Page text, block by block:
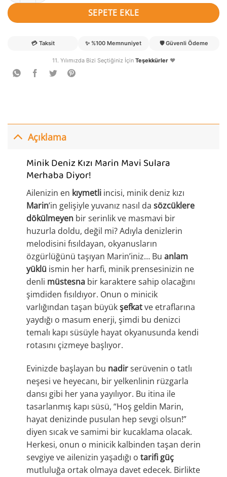
SEPETE EKLE
💳 Taksit ✨ %100 Memnuniyet 🛡️ Güvenli Ödeme
11. Yılımızda Bizi Seçtiğiniz İçin Teşekkürler❤️
Açıklama
Minik Deniz Kızı Marin Mavi Sulara
Merhaba Diyor!
Ailenizin en kıymetliincisi, minik deniz kızı
Marin’in gelişiyle yuvanız nasıl da sözcüklere
dökülmeyenbir serinlik ve masmavi bir
huzurla doldu, değil mi? Adıyla denizlerin
melodisini fısıldayan, okyanusların
özgürlüğünü taşıyan Marin’iniz… Bu anlam
yüklü ismin her harfi, minik prensesinizin ne
denli müstesnabir karaktere sahip olacağını
şimdiden fısıldıyor. Onun o minicik
varlığından taşan büyükşefkatve etraflarına
yaydığı o masum enerji, şimdi bu denizci
temalı kapı süsüyle hayat okyanusunda kendi
rotasını çizmeye başlıyor.
Evinizde başlayan bu nadirserüvenin o tatlı
neşesi ve heyecanı, bir yelkenlinin rüzgarla
dansı gibi her yana yayılıyor. Bu itina ile
tasarlanmış kapı süsü, “Hoş geldin Marin,
hayat denizinde pusulan hep sevgi olsun!”
diyen sıcak ve samimi bir kucaklama olacak.
Herkesi, onun o minicik kalbinden taşan derin
sevgiye ve ailenizin yaşadığı o tarifi güç
mutluluğa ortak olmaya davet edecek. Birlikte